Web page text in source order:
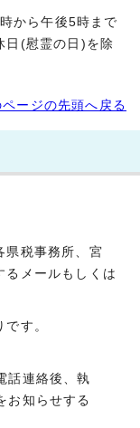
から午後5時まで
日(慰霊の日)を除
ページの先頭へ戻る
県税事務所、宮
るメールもしくは
す。
話連絡後、執
お知らせする